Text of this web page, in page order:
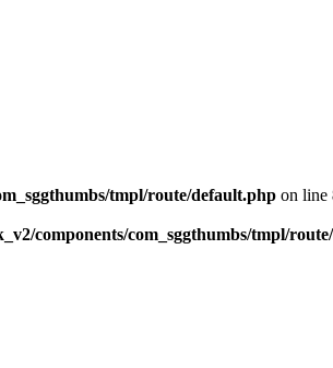
tmpl/route/default.php on line
components/com_sggthumbs/tmpl/